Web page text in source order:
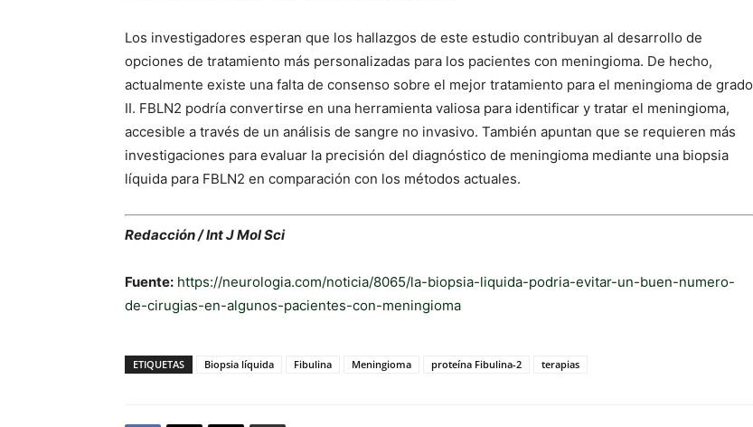
Los investigadores esperan que los hallazgos de este estudio contribuyan al desarrollo de
opciones de tratamiento más personalizadas para los pacientes con meningioma. De hecho,
actualmente existe una falta de consenso sobre el mejor tratamiento para el meningioma de grado
II. FBLN2 podría convertirse en una herramienta valiosa para identificar y tratar el meningioma,
accesible a través de un análisis de sangre no invasivo. También apuntan que se requieren más
investigaciones para evaluar la precisión del diagnóstico de meningioma mediante una biopsia
líquida para FBLN2 en comparación con los métodos actuales.
Redacción / Int J Mol Sci
Fuente: https://neurologia.com/noticia/8065/la-biopsia-liquida-podria-evitar-un-buen-numero-
de-cirugias-en-algunos-pacientes-con-meningioma
ETIQUETAS Biopsia líquida Fibulina Meningioma proteína Fibulina-2 terapias